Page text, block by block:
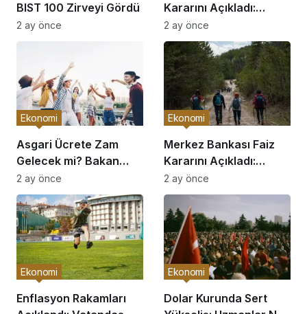
BIST 100 Zirveyi Gördü
2 ay önce
Kararını Açıkladı:
Piyasalar Hareketlendi
2 ay önce
Asgari Ücrete Zam
Gelecek mi? Bakan
Açıkladı
Ekonomi
2 ay önce
Merkez Bankası Faiz
Kararını Açıkladı:
Piyasalar Hareketlendi
Ekonomi
2 ay önce
Enflasyon Rakamları
Ekonomi
Dolar Kurunda Sert
Ekonomi